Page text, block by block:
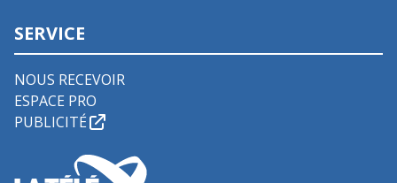
SERVICE
NOUS RECEVOIR
ESPACE PRO
PUBLICITÉ